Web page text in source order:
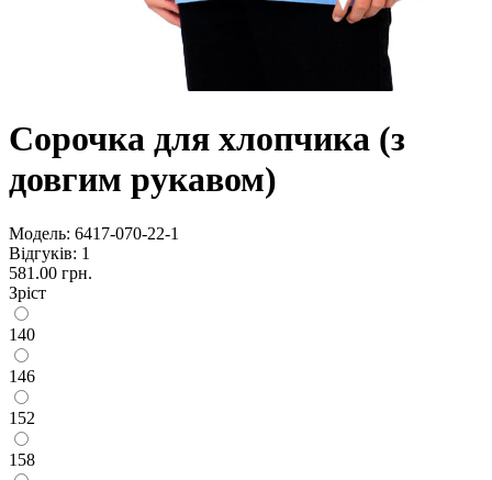
Сорочка для хлопчика (з
довгим рукавом)
Модель: 6417-070-22-1
Відгуків: 1
581.00 грн.
Зріст
140
146
152
158